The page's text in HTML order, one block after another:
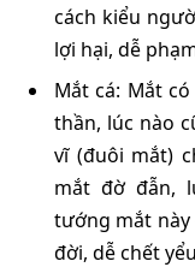
cách kiểu
lợi hại, dễ
Mắt cá: Mắt
thần, lúc nào
vĩ (đuôi mắt)
mắt đờ đẫn,
tướng mắt
đời, dễ chết